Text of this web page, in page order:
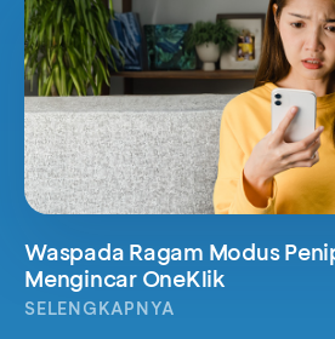
Waspada Ragam Modus
Mengincar OneKlik
SELENGKAPNYA